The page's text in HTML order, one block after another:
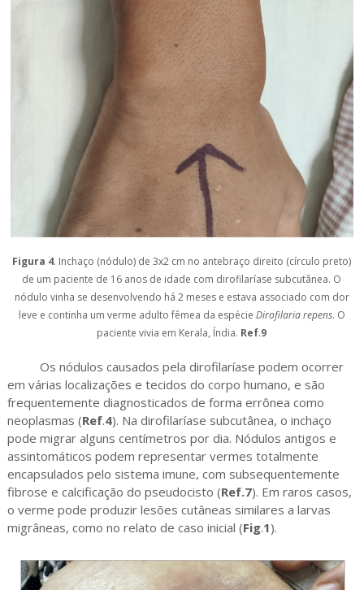
Figura 4. Inchaço (nódulo) de 3x2 cm no antebraço direito (círculo preto)
de um paciente de 16 anos de idade com dirofilaríase subcutânea. O
nódulo vinha se desenvolvendo há 2 meses e estava associado com dor
leve e continha um verme adulto fêmea da espécie Dirofilaria repens. O
paciente vivia em Kerala, Índia. Ref.9
Os nódulos causados pela dirofilaríase podem ocorrer
em várias localizações e tecidos do corpo humano, e são
frequentemente diagnosticados de forma errônea como
neoplasmas (Ref.4). Na dirofilaríase subcutânea, o inchaço
pode migrar alguns centímetros por dia. Nódulos antigos e
assintomáticos podem representar vermes totalmente
encapsulados pelo sistema imune, com subsequentemente
fibrose e calcificação do pseudocisto (Ref.7). Em raros casos,
o verme pode produzir lesões cutâneas similares a larvas
migrâneas, como no relato de caso inicial (Fig.1).